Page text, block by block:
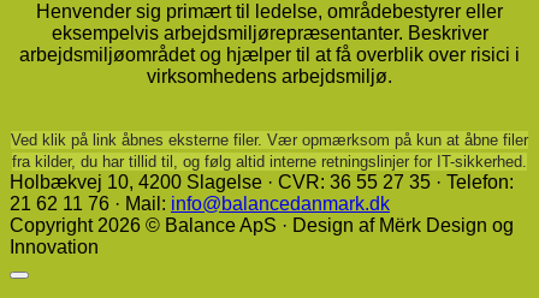
Henvender sig primært til ledelse, områdebestyrer eller
eksempelvis arbejdsmiljørepræsentanter. Beskriver
arbejdsmiljøområdet og hjælper til at få overblik over risici i
virksomhedens arbejdsmiljø.
Ved klik på link åbnes eksterne filer. Vær opmærksom på kun at åbne filer
fra kilder, du har tillid til, og følg altid interne retningslinjer for IT-sikkerhed.
Holbækvej 10, ​4200 Slagelse · CVR: 36 55 27 35 · Telefon:
21 62 11 76 · Mail: info@balancedanmark.dk
Copyright 2026 © Balance ApS · Design af Mërk Design og
Innovation